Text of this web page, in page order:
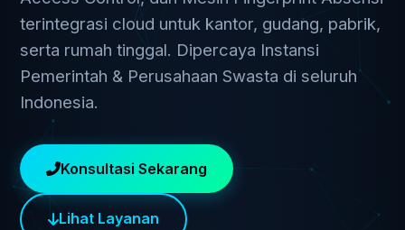
terintegrasi cloud untuk kantor, gudang, pabrik,
serta rumah tinggal. Dipercaya Instansi
Pemerintah & Perusahaan Swasta di seluruh
Indonesia.
Konsultasi Sekarang
Lihat Layanan